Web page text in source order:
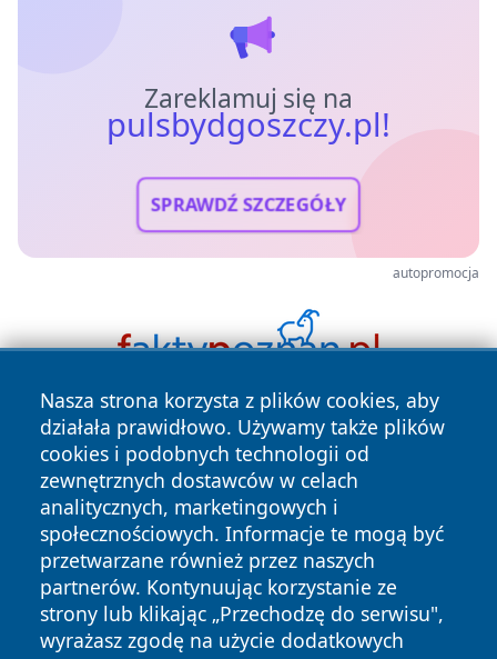
Zareklamuj się na
pulsbydgoszczy.pl!
SPRAWDŹ SZCZEGÓŁY
autopromocja
Nasza strona korzysta z plików cookies, aby
działała prawidłowo. Używamy także plików
cookies i podobnych technologii od
zewnętrznych dostawców w celach
analitycznych, marketingowych i
społecznościowych. Informacje te mogą być
przetwarzane również przez naszych
partnerów. Kontynuując korzystanie ze
strony lub klikając „Przechodzę do serwisu",
wyrażasz zgodę na użycie dodatkowych
Copyright © 2026 pulsbydgoszczy.pl Wszystkie prawa
zastrzeżone.